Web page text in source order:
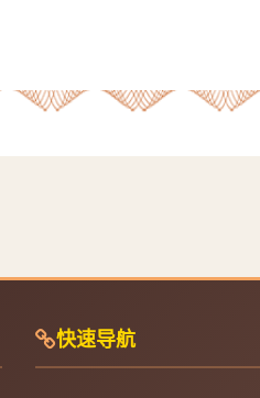
快速导航